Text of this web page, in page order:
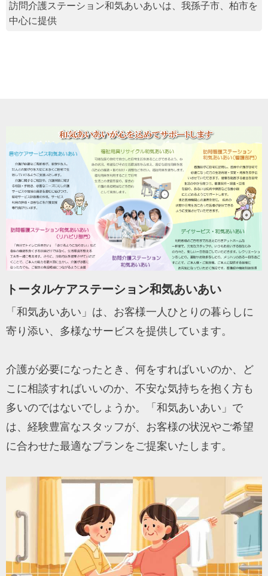
訪問介護ステーション和気あいあいは、我孫子市、柏市を
中心に提供
トータルケアステーション和気あいあい
「和気あいあい」は、お客様一人ひとりの暮らしに
寄り添い、多様なサービスを提供しています。
介護が必要になったとき、何をすればいいのか、ど
こに相談すればいいのか、不安な気持ちを抱く方も
多いのではないでしょうか。「和気あいあい」で
は、経験豊富なスタッフが、お客様の状況やご希望
に合わせた最適なプランをご提案いたします。